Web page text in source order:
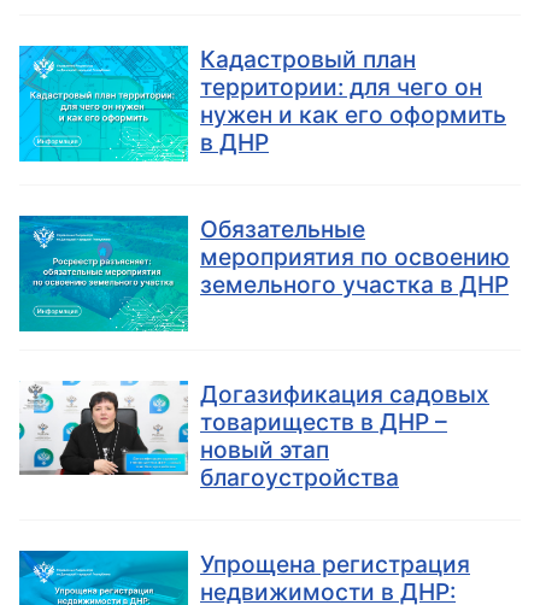
Кадастровый план
территории: для чего он
нужен и как его оформить
в ДНР
Обязательные
мероприятия по освоению
земельного участка в ДНР
Догазификация садовых
товариществ в ДНР –
новый этап
благоустройства
Упрощена регистрация
недвижимости в ДНР: